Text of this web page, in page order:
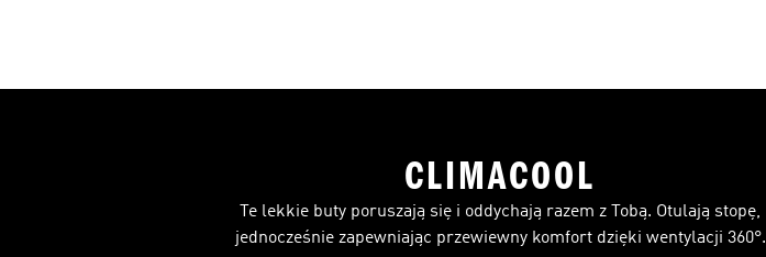
CLIMACOOL
Te lekkie buty poruszają się i oddychają razem z Tobą. Otulają stopę,
jednocześnie zapewniając przewiewny komfort dzięki wentylacji 360°.